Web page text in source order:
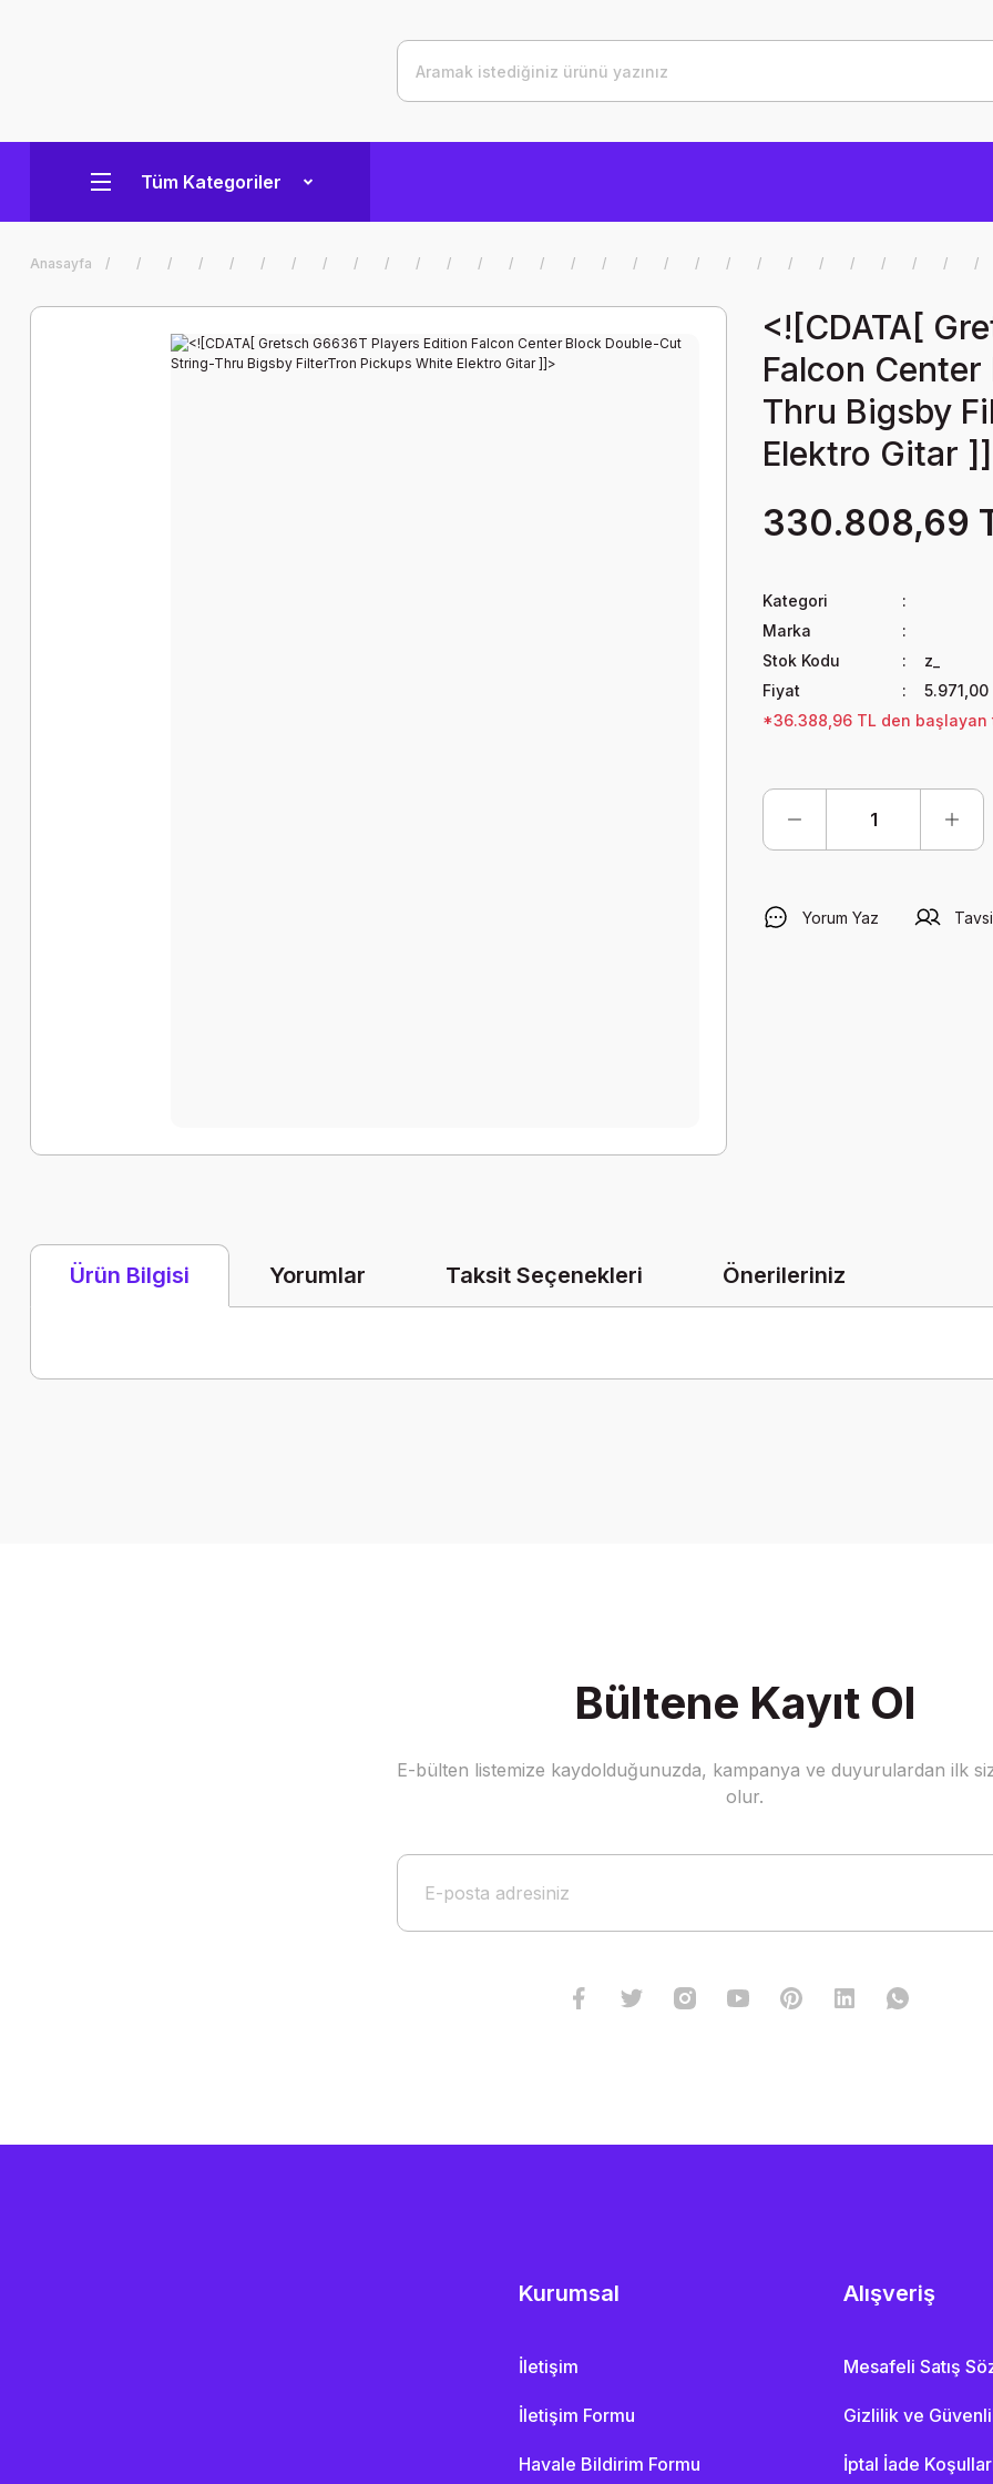
Tüm Kategoriler
Anasayfa
<![CDATA[
Falcon
Thru Bigsby
Elektro Gitar
330.808,69
Kategori
Marka
Stok Kodu
z_
Fiyat
5.971,00
*36.388,96 TL den başlayan
Yorum Yaz
Ürün Bilgisi Yorumlar Taksit Seçenekleri Önerileriniz
Gönder
Bültene Kayıt Ol
E-bülten listemize kaydolduğunuzda, kampanya ve duyurulardan ilk
olur.
Kurumsal
İletişim
İletişim Formu
Havale Bildirim Formu
Alışveriş
Mesafeli Satış
Gizlilik ve
İptal İade